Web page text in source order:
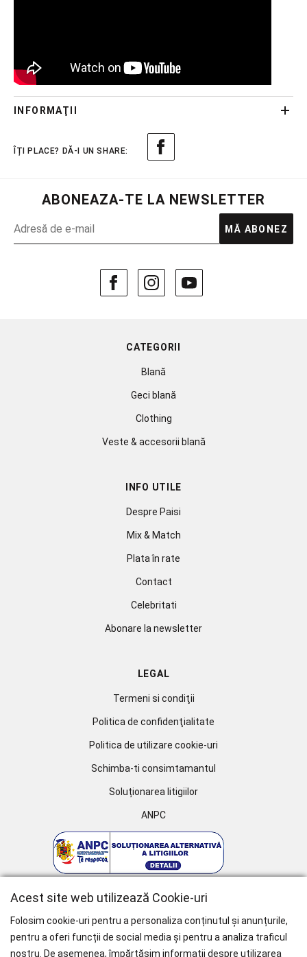
INFORMAŢII
ABONEAZA-TE LA NEWSLETTER
MĂ ABONEZ
CATEGORII
Blană
Geci blană
Clothing
Veste & accesorii blană
INFO UTILE
Despre Paisi
Mix & Match
Plata în rate
Contact
Celebritati
Abonare la newsletter
LEGAL
Termeni si condiţii
Politica de confidenţialitate
Politica de utilizare cookie-uri
Schimba-ti consimtamantul
Soluționarea litigiilor
ANPC
Acest site web utilizează Cookie-uri
Folosim cookie-uri pentru a personaliza conținutul și anunțurile,
pentru a oferi funcții de social media și pentru a analiza traficul
nostru. De asemenea, împărtășim informații despre utilizarea